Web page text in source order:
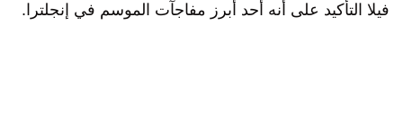
فيلا التأكيد على أنه أحد أبرز مفاجآت الموسم في إنجلترا.